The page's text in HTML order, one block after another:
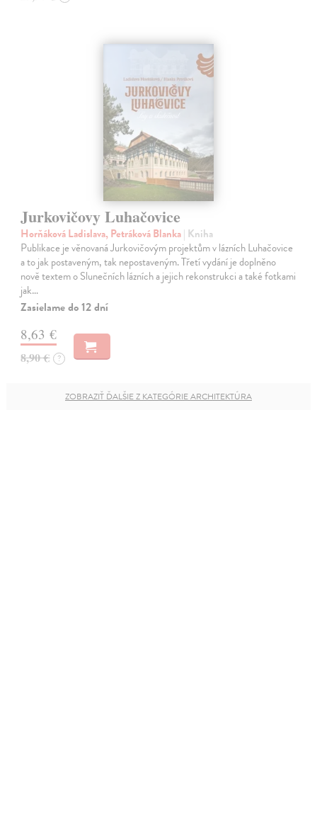
Jurkovičovy Luhačovice
Horňáková Ladislava, Petráková Blanka| Kniha
Publikace je věnovaná Jurkovičovým projektům v lázních Luhačovice
a to jak postaveným, tak nepostaveným. Třetí vydání je doplněno
nově textem o Slunečních lázních a jejich rekonstrukci a také fotkami
jak…
Zasielame do 12 dní
8,63 €
8,90 € ?
ZOBRAZIŤ ĎALŠIE Z KATEGÓRIE ARCHITEKTÚRA